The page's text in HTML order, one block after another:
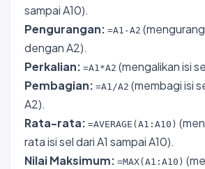
sampai A10).
Pengurangan: =A1-A2
dengan A2).
Perkalian: =A1*A2 (mengalikan isi
Pembagian: =A1/A2 (membagi isi
A2).
Rata-rata: =AVERAGE(A1:A10)
rata isi sel dari A1 sampai A10).
Nilai Maksimum: =MAX(A1:A10)